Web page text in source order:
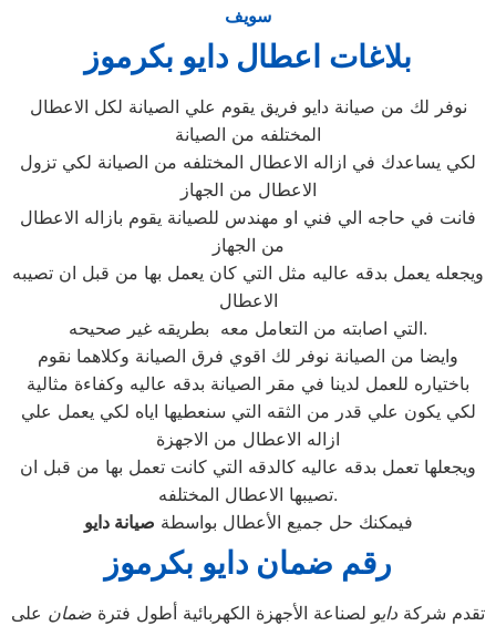
سويف
بلاغات اعطال دايو بكرموز
نوفر لك من صيانة دايو فريق يقوم علي الصيانة لكل الاعطال
المختلفه من الصيانة
لكي يساعدك في ازاله الاعطال المختلفه من الصيانة لكي تزول
الاعطال من الجهاز
فانت في حاجه الي فني او مهندس للصيانة يقوم بازاله الاعطال
من الجهاز
ويجعله يعمل بدقه عاليه مثل التي كان يعمل بها من قبل ان تصيبه
الاعطال
التي اصابته من التعامل معه بطريقه غير صحيحه.
وايضا من الصيانة نوفر لك اقوي فرق الصيانة وكلاهما نقوم
باختياره للعمل لدينا في مقر الصيانة بدقه عاليه وكفاءة مثالية
لكي يكون علي قدر من الثقه التي سنعطيها اياه لكي يعمل علي
ازاله الاعطال من الاجهزة
ويجعلها تعمل بدقه عاليه كالدقه التي كانت تعمل بها من قبل ان
تصيبها الاعطال المختلفه.
فيمكنك حل جميع الأعطال بواسطة صيانة دايو
رقم ضمان دايو بكرموز
تقدم شركة دايو لصناعة الأجهزة الكهربائية أطول فترة ضمان على